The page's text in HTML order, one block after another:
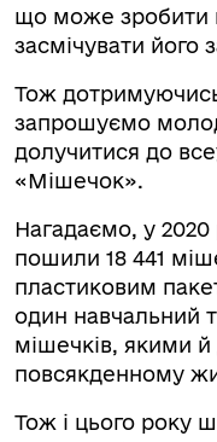
що може зробити
засмічувати його
Тож
запрошуємо
долучитися до
«Мішечок».
Нагадаємо, у 2020
пошили 18 441
пластиковим
один навчальний
мішечків, якими
повсякденному
Тож і цього року